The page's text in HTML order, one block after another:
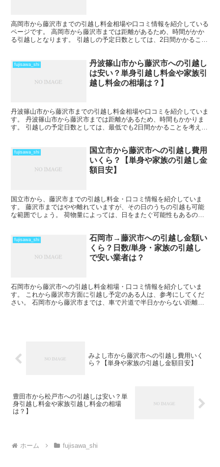
高岡市から藤沢市までの引越し料金相場や口コミ情報を紹介している
ページです。 高岡市から藤沢市までは距離があるため、時間がかか
る引越しとなります。 引越しの予定日数としては、2日間かかること
fujisawa_shi
丹波篠山市から藤沢市への引越し
は安い？単身引越し料金や家族引
越し料金の相場は？】
丹波篠山市から藤沢市までの引越し料金相場や口コミを紹介していま
す。 丹波篠山市から藤沢市までは距離があるため、時間もかかりま
す。 引越しの予定日数としては、最低でも2日間かかることを考えて
fujisawa_shi
国立市から藤沢市への引越し費用
いくら？【単身や家族の引越し金
額目安】
国立市から、藤沢市までの引越し料金・口コミ情報を紹介していま
す。 藤沢市まではやや離れていますが、その日のうちの引越も可能
な範囲でしょう。 荷物量によっては、日をまたぐ可能性もあるの
fujisawa_shi
石岡市→藤沢市への引越し金額い
くら？日数/単身・家族の引越し
で安い業者は？
石岡市から藤沢市への引越し料金相場・口コミ情報を紹介していま
す。 これから藤沢市方面に引越し予定のある人は、参考にしてくだ
さい。 石岡市から藤沢市までは、車で片道で半日かからない距離に
みよし市から藤沢市への引越し費用いく
ら？【単身や家族の引越し金額目安】
豊田市から松戸市への引越しは安い？単
身引越し料金や家族引越し料金の相場
は？】
ホーム fujisawa_shi